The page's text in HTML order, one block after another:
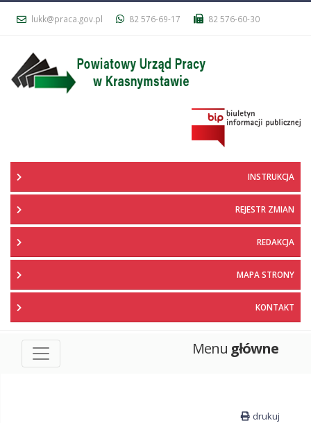
lukk@praca.gov.pl 82 576-69-17 82 576-60-30
INSTRUKCJA
REJESTR ZMIAN
REDAKCJA
MAPA STRONY
KONTAKT
Menu główne
drukuj